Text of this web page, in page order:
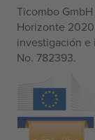
Ticombo
Horizonte
investigación e
No. 782393.